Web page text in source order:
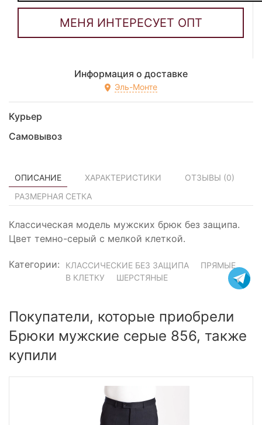
Информация о доставке
Эль-Монте
Курьер
Самовывоз
ОПИСАНИЕ ХАРАКТЕРИСТИКИ ОТЗЫВЫ (0)
РАЗМЕРНАЯ СЕТКА
Классическая модель мужских брюк без защипа.
Цвет темно-серый с мелкой клеткой.
Категории: КЛАССИЧЕСКИЕ БЕЗ ЗАЩИПА
ПРЯМЫЕ
В КЛЕТКУ
ШЕРСТЯНЫЕ
Покупатели, которые приобрели
Брюки мужские серые 856, также
купили